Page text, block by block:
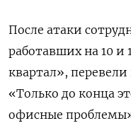
После атаки
работавших на 10 и
квартал»,
«Только до конца
офисные